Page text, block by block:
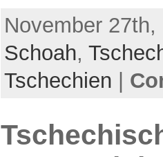
November
Schoah,
Tschechien